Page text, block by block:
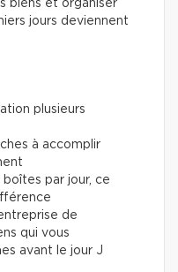
biens et organiser
jours deviennent
plusieurs
à accomplir
par jour, ce
de
qui vous
avant le jour J